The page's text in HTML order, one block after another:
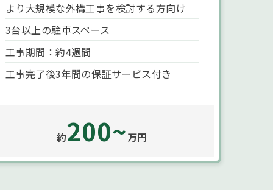
より大規模な外構工事を検討する方向け
3台以上の駐車スペース
工事期間：約4週間
工事完了後3年間の保証サービス付き
約200~万円